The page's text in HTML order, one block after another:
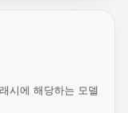
시에 해당하는 모델